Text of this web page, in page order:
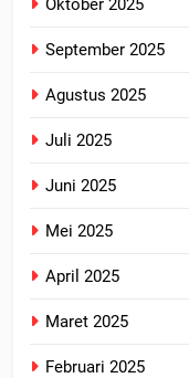
Oktober 2025
September 2025
Agustus 2025
Juli 2025
Juni 2025
Mei 2025
April 2025
Maret 2025
Februari 2025